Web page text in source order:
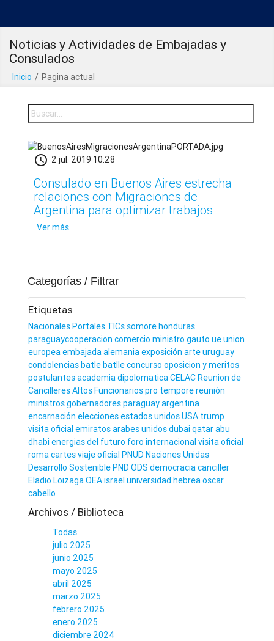
Noticias y Actividades de Embajadas y
Consulados
Inicio / Pagina actual
schedule 2 jul. 2019 10:28
Consulado en Buenos Aires estrecha
relaciones con Migraciones de
Argentina para optimizar trabajos
Ver más
Categorías / Filtrar
Etiquetas
NacionalesPortales TICssomorehonduras
paraguaycooperacion comercio ministro gauto ueunion
europeaembajadaalemaniaexposición arteuruguay
condolenciasbatlebatlleconcurso oposicion y meritos
postulantesacademia dipolomaticaCELACReunion de
CancilleresAltos Funcionariospro temporereunión
ministrosgobernadoresparaguayargentina
encarnación eleccionesestados unidosUSA trump
visitaoficial emiratos arabes unidosdubai qatarabu
dhabi energias del futuro foro internacional visita oficial
romacartesviaje oficial PNUD Naciones Unidas
Desarrollo SosteniblePND ODS democraciacanciller
Eladio LoizagaOEAisrael universidad hebreaoscar
cabello
Archivos / Biblioteca
Todas
julio 2025
junio 2025
mayo 2025
abril 2025
marzo 2025
febrero 2025
enero 2025
diciembre 2024